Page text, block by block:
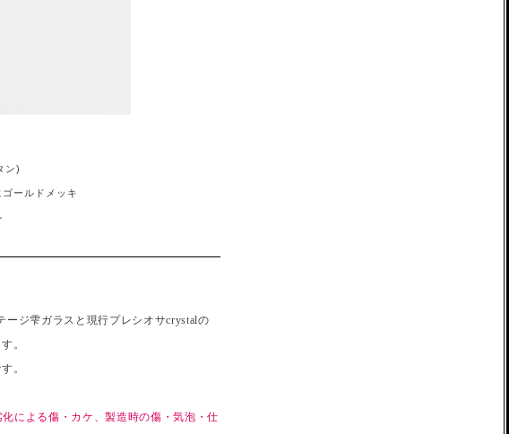
ン)
ールドメッキ
ジ雫ガラスと現行プレシオサcrystalの
。
。
による傷・カケ、製造時の傷・気泡・仕